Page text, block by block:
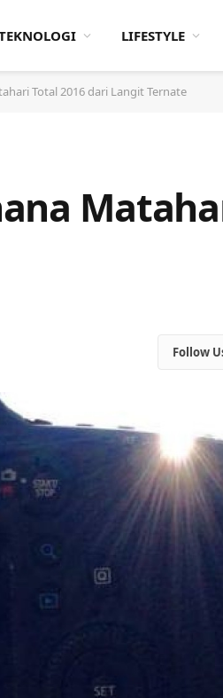
LIFESTYLE
Total 2016 dari Langit Ternate
Follow